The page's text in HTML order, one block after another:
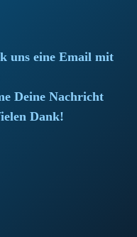
uns eine Email mit
Deine Nachricht
Dank!